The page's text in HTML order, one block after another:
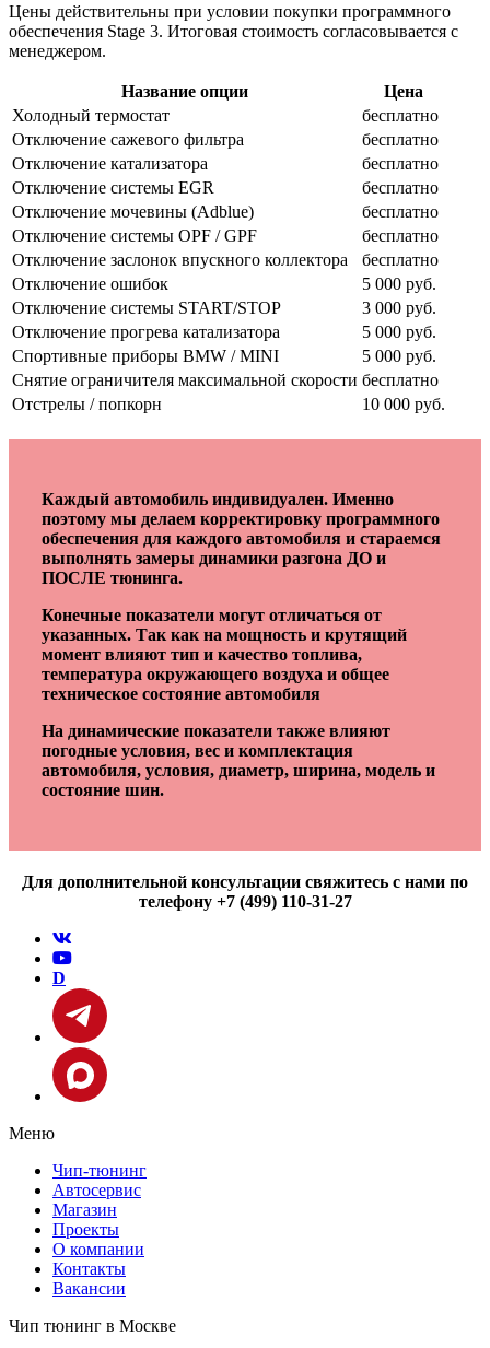
Цены действительны при условии покупки программного
обеспечения Stage 3. Итоговая стоимость согласовывается с
менеджером.
Название опции
Цена
Холодный термостат
бесплатно
Отключение сажевого фильтра
бесплатно
Отключение катализатора
бесплатно
Отключение системы EGR
бесплатно
Отключение мочевины (Adblue)
бесплатно
Отключение системы OPF / GPF
бесплатно
Отключение заслонок впускного коллектора
бесплатно
Отключение ошибок
5 000 руб.
Отключение системы START/STOP
3 000 руб.
Отключение прогрева катализатора
5 000 руб.
Спортивные приборы BMW / MINI
5 000 руб.
Снятие ограничителя максимальной скорости бесплатно
Отстрелы / попкорн
10 000 руб.
Каждый автомобиль индивидуален. Именно
поэтому мы делаем корректировку программного
обеспечения для каждого автомобиля и стараемся
выполнять замеры динамики разгона ДО и
ПОСЛЕ тюнинга.
Конечные показатели могут отличаться от
указанных. Так как на мощность и крутящий
момент влияют тип и качество топлива,
температура окружающего воздуха и общее
техническое состояние автомобиля
На динамические показатели также влияют
погодные условия, вес и комплектация
автомобиля, условия, диаметр, ширина, модель и
состояние шин.
Для дополнительной консультации свяжитесь с нами по
телефону +7 (499) 110-31-27
D
Меню
Чип-тюнинг
Автосервис
Магазин
Проекты
О компании
Контакты
Вакансии
Чип тюнинг в Москве